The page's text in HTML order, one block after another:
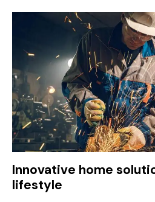
Innovative home
lifestyle